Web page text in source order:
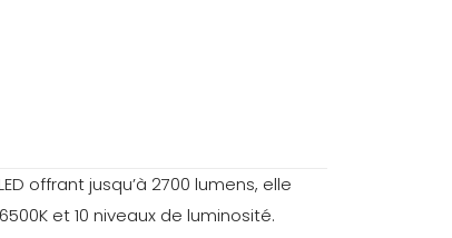
offrant jusqu’à 2700 lumens, elle
et 10 niveaux de luminosité.